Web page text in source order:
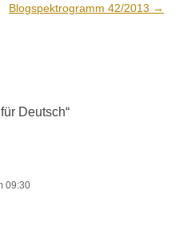
Blogspektrogramm 42/2013 →
Deutsch“
09:30